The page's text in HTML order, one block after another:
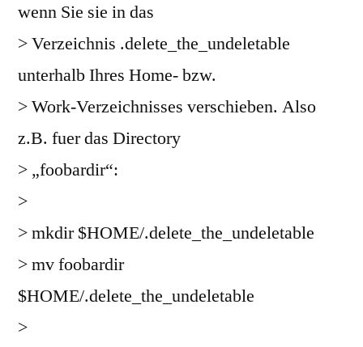
wenn Sie sie in das
> Verzeichnis .delete_the_undeletable
unterhalb Ihres Home- bzw.
> Work-Verzeichnisses verschieben. Also
z.B. fuer das Directory
> „foobardir“:
>
> mkdir $HOME/.delete_the_undeletable
> mv foobardir
$HOME/.delete_the_undeletable
>